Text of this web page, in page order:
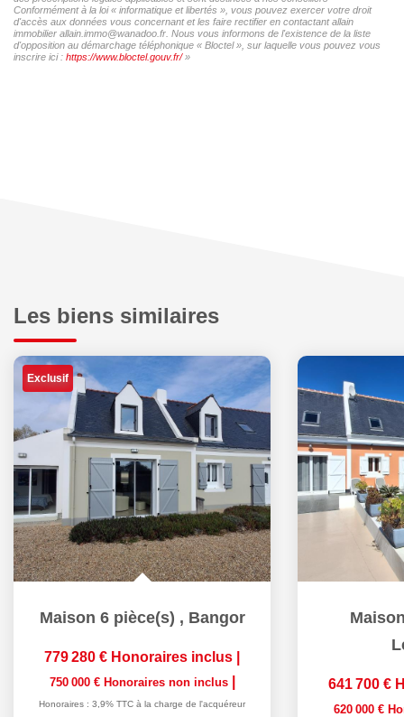
Conformément à la loi « informatique et libertés », vous pouvez exercer votre droit
d'accès aux données vous concernant et les faire rectifier en contactant allain
immobilier allain.immo@wanadoo.fr. Nous vous informons de l'existence de la liste
d'opposition au démarchage téléphonique « Bloctel », sur laquelle vous pouvez vous
inscrire ici : https://www.bloctel.gouv.fr/»
Les biens similaires
Exclusif
Maison 6 pièce(s) , Bangor
779 280 € Honoraires inclus
750 000 € Honoraires non inclus
Honoraires : 3,9% TTC à la charge de l'acquéreur
641 700 €
620 000 €